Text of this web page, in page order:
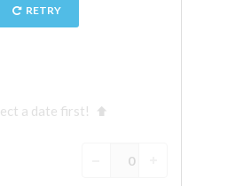
la Basilique de Santa Croce
Les billets coupe-file